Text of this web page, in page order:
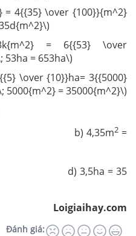
= 4{{35} \over {100}}{m^2}
= 6{{53} \over
= 653ha\)
\over {10}}ha= 3{{5000}
5000{m^2} = 35000{m^2}\)
4,35m2 =
3,5ha = 35
Loigiaihay.com
Đánh giá: